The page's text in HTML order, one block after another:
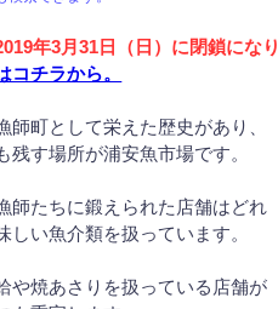
年3月31日（日）に閉鎖になり
コチラから。
師町として栄えた歴史があり、
残す場所が浦安魚市場です。
師たちに鍛えられた店舗はどれ
しい魚介類を扱っています。
や焼あさりを扱っている店舗が